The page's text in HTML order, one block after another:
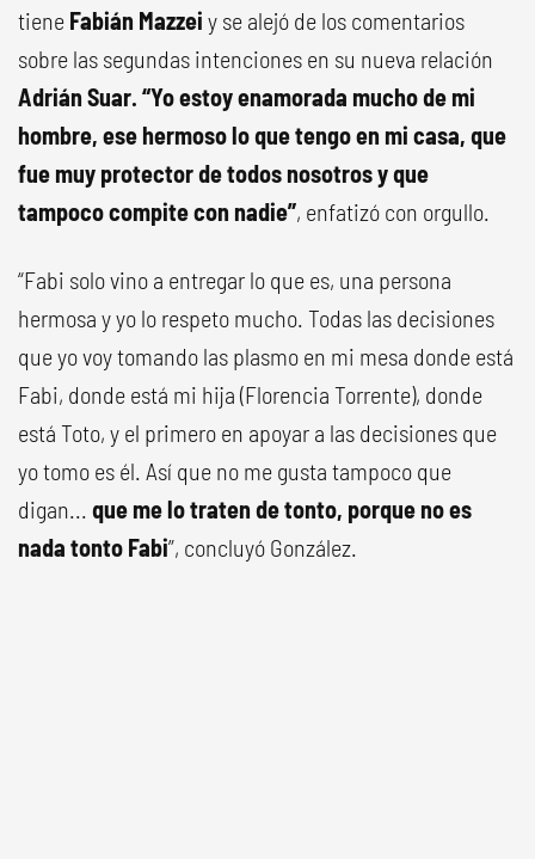
tiene Fabián Mazzei y se alejó de los comentarios
sobre las segundas intenciones en su nueva relación
Adrián Suar. “Yo estoy enamorada mucho de mi
hombre, ese hermoso lo que tengo en mi casa, que
fue muy protector de todos nosotros y que
tampoco compite con nadie”, enfatizó con orgullo.
“Fabi solo vino a entregar lo que es, una persona
hermosa y yo lo respeto mucho. Todas las decisiones
que yo voy tomando las plasmo en mi mesa donde está
Fabi, donde está mi hija (Florencia Torrente), donde
está Toto, y el primero en apoyar a las decisiones que
yo tomo es él. Así que no me gusta tampoco que
digan... que me lo traten de tonto, porque no es
nada tonto Fabi”, concluyó González.